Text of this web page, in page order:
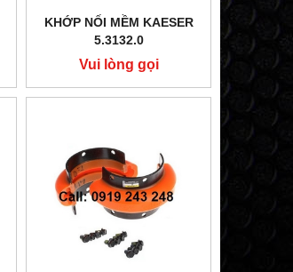
KHỚP NỐI MỀM KAESER
5.3132.0
Vui lòng gọi